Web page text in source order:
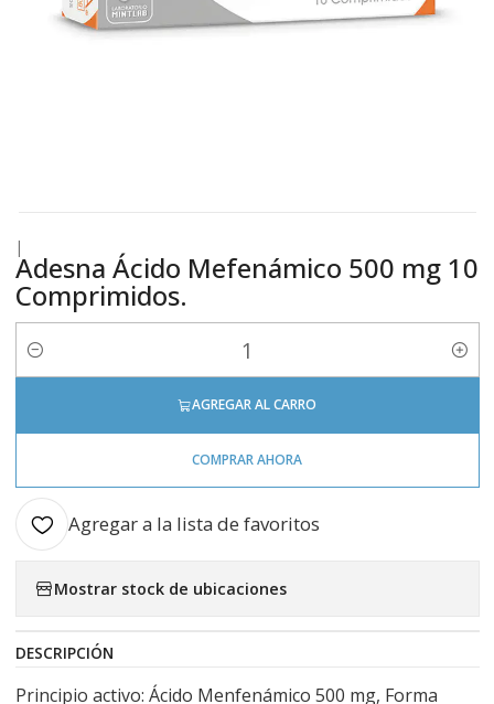
|
Adesna Ácido Mefenámico 500 mg 10
Comprimidos.
Cantidad
AGREGAR AL CARRO
COMPRAR AHORA
Agregar a la lista de favoritos
Mostrar stock de ubicaciones
DESCRIPCIÓN
Principio activo: Ácido Menfenámico 500 mg, Forma